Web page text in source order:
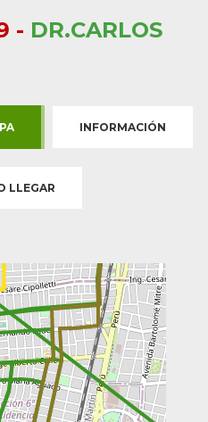
- DR.CARLOS
INFORMACIÓN
LLEGAR